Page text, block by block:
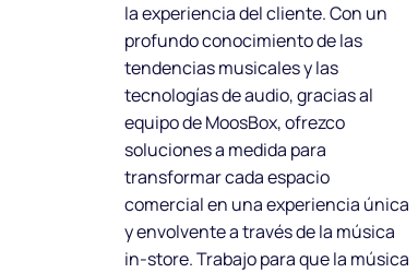
la experiencia del cliente. Con un
profundo conocimiento de las
tendencias musicales y las
tecnologías de audio, gracias al
equipo de MoosBox, ofrezco
soluciones a medida para
transformar cada espacio
comercial en una experiencia única
y envolvente a través de la música
in-store. Trabajo para que la música